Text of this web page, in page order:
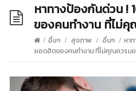
หาทางป้องกันด่วน !
ของคนทำงาน ที่ไม่
/ อื่นๆ / สุขภาพ / อื่นๆ / หา
ยอดฮิตของคนทำงาน ที่ไม่คุณควรม